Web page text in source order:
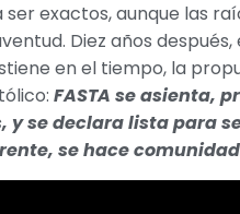
exactos, aunque las
Diez años después,
en el tiempo, la
FASTA se asienta,
se declara lista para
se hace